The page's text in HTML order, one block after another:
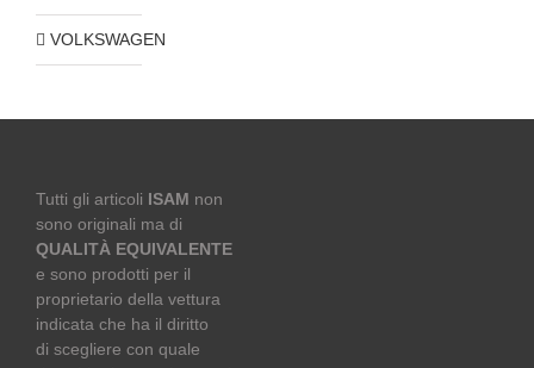
VOLKSWAGEN
Tutti gli articoli ISAM non
sono originali ma di
QUALITÀ EQUIVALENTE
e sono prodotti per il
proprietario della vettura
indicata che ha il diritto
di scegliere con quale